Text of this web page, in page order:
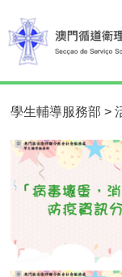
學生輔導服務部 >